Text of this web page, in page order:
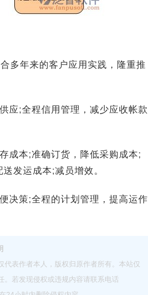
年来的客户应用实践，隆重推
;全程信用管理，减少应收帐款
本;准确订货，降低采购成本;
发运成本;减员增效。
策;全程的计划管理，提高运作
表作者本人，版权归原作者所有。本站仅
。若发现侵权或违规内容请联系电话